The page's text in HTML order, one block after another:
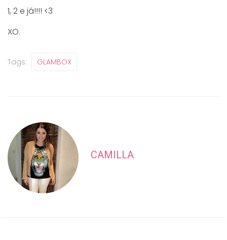
1, 2 e já!!!! <3
XO.
Tags: GLAMBOX
CAMILLA